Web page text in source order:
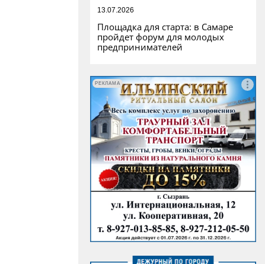
13.07.2026
Площадка для старта: в Самаре
пройдет форум для молодых
предпринимателей
РЕКЛАМА